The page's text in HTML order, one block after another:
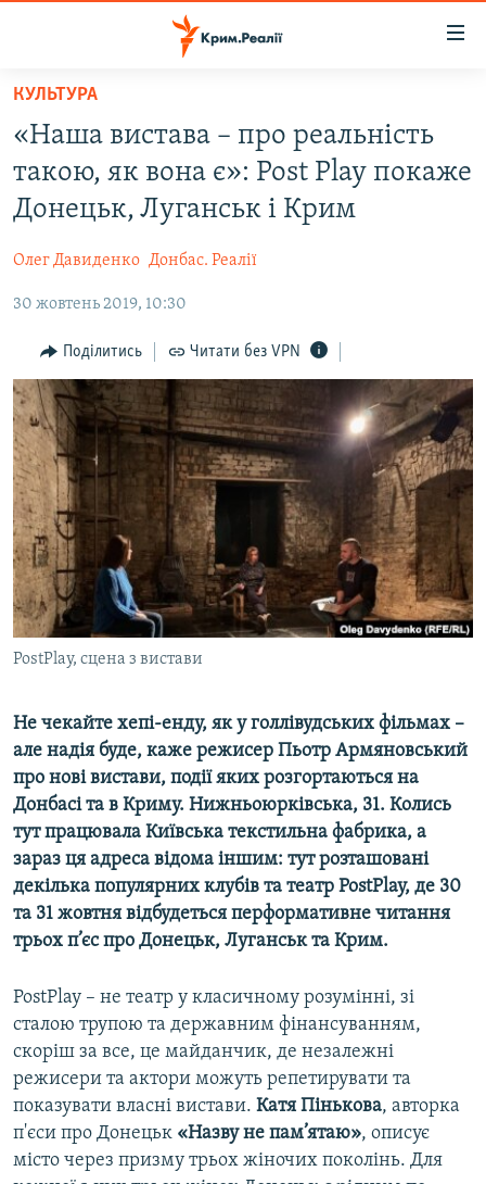
Перейти
основного
матеріалу
Перейти
до
основної
Перейти
пошуку
ВІДЕО ТА ФОТО
БЛОГИ
ПОГЛЯД
ІНТЕРВ'Ю
ВСЕ ЗА ДЕНЬ
СПЕЦПРОЕКТИ
ДЕПОРТАЦІЯ
ВІДЕОУРОКИ «ELIFBE»
СВІДЧЕННЯ ОКУПАЦІЇ
УКРАЇНСЬКА ПРОБЛЕМА КРИМУ
ІНФОГРАФІКА
ЯК ОБІЙТИ БЛОКУВАННЯ
Русский
Qırımtatar
ДОЛУЧАЙСЯ!
Усі сайти RFE/RL
КУЛЬТУРА
«Наша вистава – про реальність
такою, як вона є»: Post Play покаже
Донецьк, Луганськ і Крим
Олег Давиденко Донбас. Реалії
30 жовтень 2019, 10:30
Поділитись Читати без VPN
PostPlay, сцена з вистави
Не чекайте хепі-енду, як у голлівудських фільмах –
але надія буде, каже режисер Пьотр Армяновський
про нові вистави, події яких розгортаються на
Донбасі та в Криму. Нижньоюрківська, 31. Колись
тут працювала Київська текстильна фабрика, а
зараз ця адреса відома іншим: тут розташовані
декілька популярних клубів та театр PostPlay, де 30
та 31 жовтня відбудеться перформативне читання
трьох п’єс про Донецьк, Луганськ та Крим.
PostPlay – не театр у класичному розумінні, зі
сталою трупою та державним фінансуванням,
скоріш за все, це майданчик, де незалежні
режисери та актори можуть репетирувати та
показувати власні вистави. Катя Пінькова, авторка
п'єси про Донецьк «Назву не пам’ятаю», описує
місто через призму трьох жіночих поколінь. Для